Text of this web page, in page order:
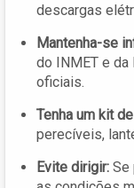
descargas
Mantenha-se
do INMET e
oficiais.
Tenha um kit
perecíveis,
Evite dirigir: Se